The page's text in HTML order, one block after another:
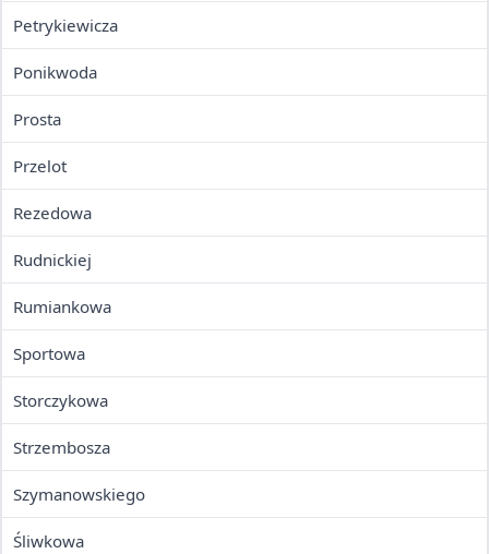
Petrykiewicza
Ponikwoda
Prosta
Przelot
Rezedowa
Rudnickiej
Rumiankowa
Sportowa
Storczykowa
Strzembosza
Szymanowskiego
Śliwkowa